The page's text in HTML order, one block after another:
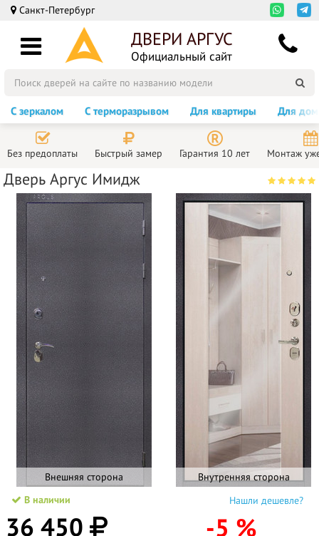
Санкт-Петербург
ДВЕРИ АРГУС
Официальный сайт
С зеркалом С терморазрывом Для квартиры Для
Без предоплаты Быстрый замер Гарантия 10 лет Монтаж
Дверь Аргус Имидж
Внешняя сторона
Внутренняя сторона
В наличии
36 450
Нашли дешевле?
-5 %